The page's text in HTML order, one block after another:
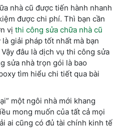
nhà cũ được tiến hành nhanh
được chi phí. Thì bạn cần
vị thi công sửa chữa nhà cũ
giải pháp tốt nhất mà bạn
đâu là dịch vụ thi công sửa
sửa nhà trọn gói là bao
tìm hiểu chi tiết qua bài
một ngôi nhà mới khang
mong muốn của tất cả mọi
ai cũng có đủ tài chính kinh tế